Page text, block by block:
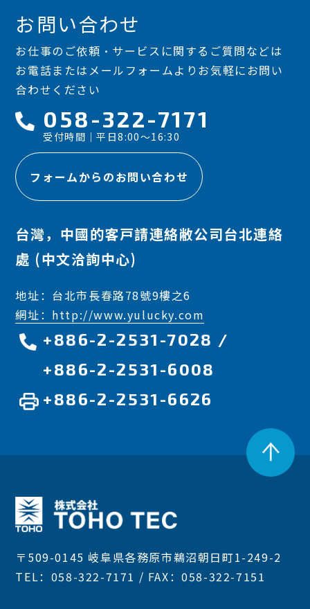
お問い合わせ
お仕事のご依頼・サービスに関するご質問などは
お電話またはメールフォームよりお気軽にお問い
合わせください
058-322-7171
受付時間｜平日8:00～16:30
フォームからのお問い合わせ
台灣，中國的客戸請連絡敝公司台北連絡
處 (中文洽詢中心)
地址：台北市長春路78號9樓之6
網址：http://www.yulucky.com
+886-2-2531-7028 /
+886-2-2531-6008
+886-2-2531-6626
〒509-0145 岐阜県各務原市鵜沼朝日町1-249-2
TEL：058-322-7171 / FAX：058-322-7151